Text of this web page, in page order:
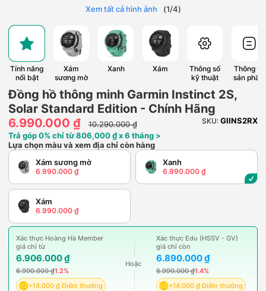
Xem tất cả hình ảnh (1/4)
Tính năng
nổi bật
Xám
sương mờ
Xanh Xám
Thông số
kỹ thuật
Thông tin
sản phẩm
Đồng hồ thông minh Garmin Instinct 2S,
Solar Standard Edition - Chính Hãng
6.990.000 ₫
10.290.000 ₫ SKU: GIINS2RX
Trả góp 0% chỉ từ 806,000 ₫ x 6 tháng >
Lựa chọn màu và xem địa chỉ còn hàng
Xám sương mờ
6.990.000 ₫
Xanh
6.990.000 ₫
Xám
6.990.000 ₫
Xác thực Hoàng Hà Member
giá chỉ từ
6.906.000 ₫
6.990.000 ₫1.2%
+14.000 ₫ Điểm thưởng
Hoặc
Xác thực Edu (HSSV - GV)
giá chỉ còn
6.890.000 ₫
6.990.000 ₫1.4%
+14.000 ₫ Điểm thưởng